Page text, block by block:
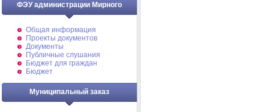
ФЭУ администрации Мирного
Общая информация
Проекты документов
Документы
Публичные слушания
Бюджет для граждан
Бюджет
Муниципальный заказ